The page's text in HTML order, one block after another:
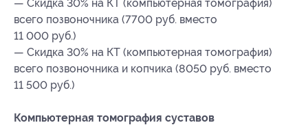
— Скидка 30% на КТ (компьютерная томография)
всего позвоночника (7700 руб. вместо
11 000 руб.)
— Скидка 30% на КТ (компьютерная томография)
всего позвоночника и копчика (8050 руб. вместо
11 500 руб.)
Компьютерная томография суставов